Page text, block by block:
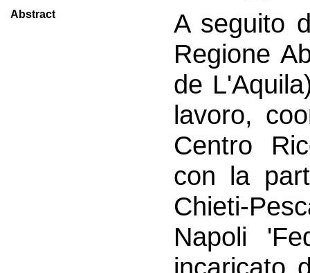
Abstract
A seguito
Regione
de
lavoro,
Centro
con la
Chieti-
Napoli